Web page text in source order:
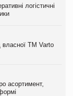
логістичні
власної ТМ Varto
асортимент,
асортимент,
паучі